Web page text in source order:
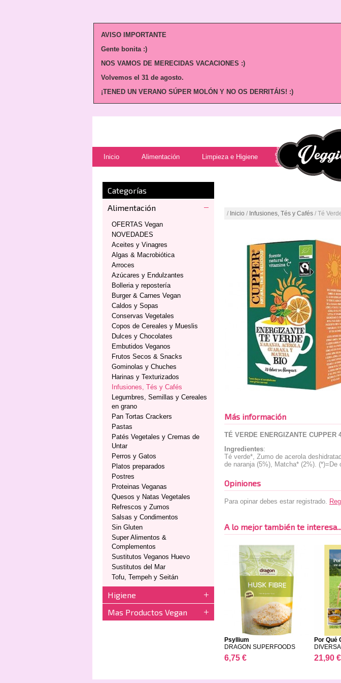
AVISO IMPORTANTE
Gente bonita :)
NOS VAMOS DE MERECIDAS VACACIONES :)
Volvemos el 31 de agosto.
¡TENED UN VERANO SÚPER MOLÓN Y NO OS DERRITÁIS! :)
Inicio Alimentación Limpieza e Higiene
Categorías
Alimentación
OFERTAS Vegan
NOVEDADES
Aceites y Vinagres
Algas & Macrobiótica
Arroces
Azúcares y Endulzantes
Bolleria y repostería
Burger & Carnes Vegan
Caldos y Sopas
Conservas Vegetales
Copos de Cereales y Mueslis
Dulces y Chocolates
Embutidos Veganos
Frutos Secos & Snacks
Gominolas y Chuches
Harinas y Texturizados
Infusiones, Tés y Cafés
Legumbres, Semillas y Cereales
en grano
Pan Tortas Crackers
Pastas
Patés Vegetales y Cremas de
Untar
Perros y Gatos
Platos preparados
Postres
Proteinas Veganas
Quesos y Natas Vegetales
Refrescos y Zumos
Salsas y Condimentos
Sin Gluten
Super Alimentos &
Complementos
Sustitutos Veganos Huevo
Sustitutos del Mar
Tofu, Tempeh y Seitán
Higiene
Mas Productos Vegan
/ Inicio / Infusiones, Tés y Cafés / Té
Más información
TÉ VERDE ENERGIZANTE CUPPER
Ingredientes:
Té verde*, Zumo de acerola
de naranja (5%), Matcha* (2%). (*)=De
Opiniones
Para opinar debes estar registrado.
A lo mejor también te interesa...
Psyllium
DRAGON SUPERFOODS
6,75 €
Por Qué
DIVERSA
21,90 €